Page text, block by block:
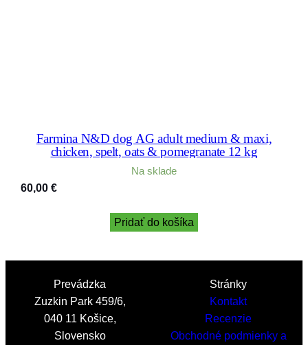
Farmina N&D dog AG adult medium & maxi,
chicken, spelt, oats & pomegranate 12 kg
Na sklade
60,00 €
Pridať do košíka
Prevádzka
Zuzkin Park 459/6,
040 11 Košice,
Slovensko
Stránky
Kontakt
Recenzie
Obchodné podmienky a